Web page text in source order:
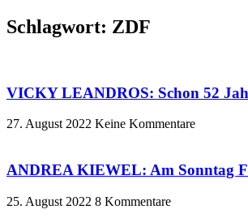
Schlagwort: ZDF
VICKY LEANDROS: Schon 52
27. August 2022 Keine Kommentare
ANDREA KIEWEL: Am Sonntag
25. August 2022 8 Kommentare